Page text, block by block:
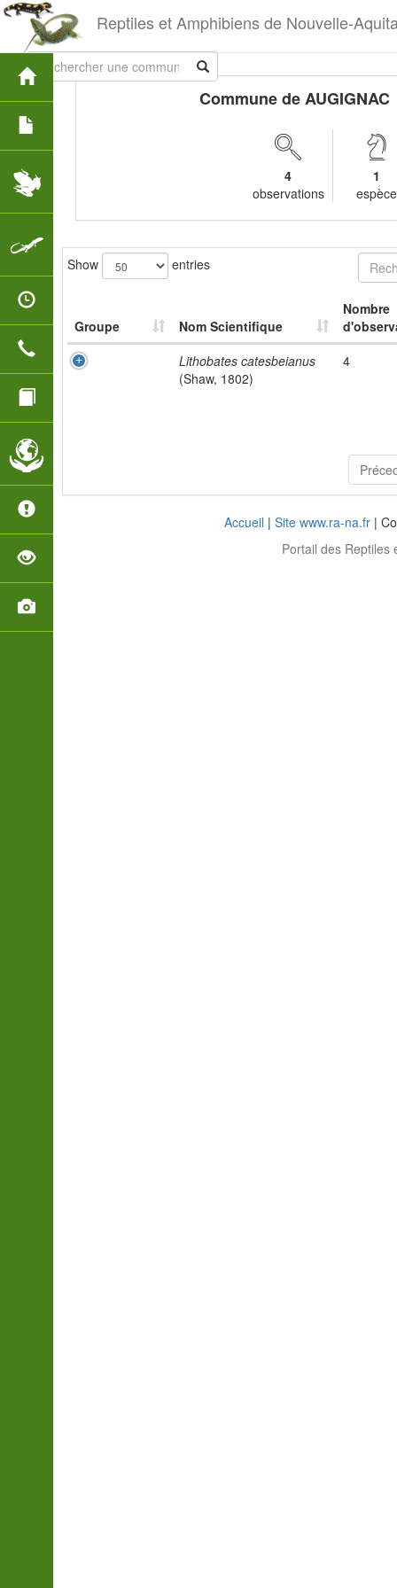
Reptiles et Amphibiens de Nouvelle-
Commune de AUGIGNAC
4
observations
1
espèce
Show entries
Groupe Nom Scientifique
Nombre
Lithobates catesbeianus
(Shaw, 1802)
4
Accueil | Site www.ra-na.fr |
Portail des Reptiles